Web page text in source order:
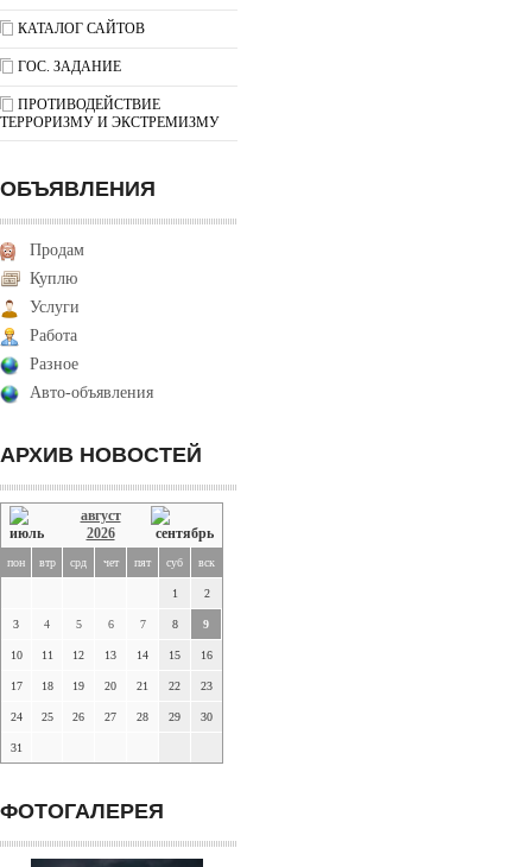
КАТАЛОГ САЙТОВ
ГОС. ЗАДАНИЕ
ПРОТИВОДЕЙСТВИЕ
ТЕРРОРИЗМУ И ЭКСТРЕМИЗМУ
ОБЪЯВЛЕНИЯ
Продам
Куплю
Услуги
Работа
Разное
Авто-объявления
АРХИВ НОВОСТЕЙ
август
2026
пон втр срд чет пят суб вск
1 2
3 4 5 6 7 8 9
10 11 12 13 14 15 16
17 18 19 20 21 22 23
24 25 26 27 28 29 30
31
ФОТОГАЛЕРЕЯ